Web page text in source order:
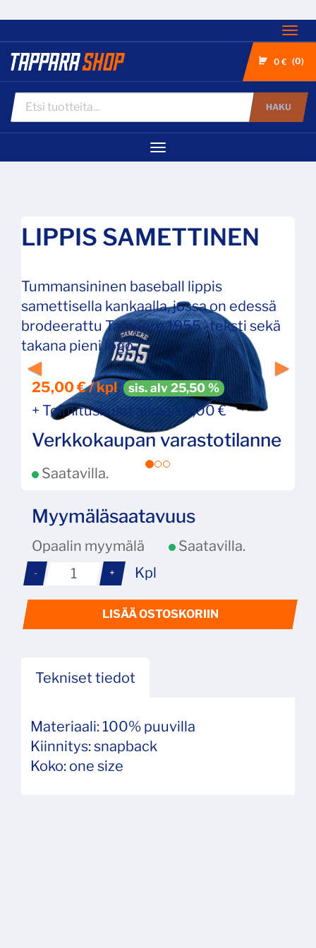
0 € 0
HAKU
Navigaatio
LIPPIS SAMETTINEN
Tummansininen baseball lippis
samettisella kankaalla, jossa on edessä
brodeerattu Tampere 1955 -teksti sekä
takana pieni logo.
25,00 € / kpl sis. alv 25,50 %
+ Toimituskulut alkaen 0,00 €
Verkkokaupan varastotilanne
Saatavilla.
Myymäläsaatavuus
Opaalin myymälä Saatavilla.
- + Kpl
LISÄÄ OSTOSKORIIN
Tekniset tiedot
Materiaali: 100% puuvilla
Kiinnitys: snapback
Koko: one size